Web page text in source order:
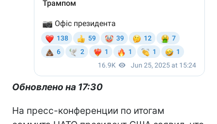
Обновлено на 17:30
На пресс-конференции по итогам